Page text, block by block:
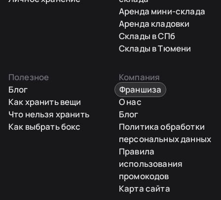
Аренда мини-склада
Аренда кладовки
Склады в СПб
Склады в Тюмени
Полезное
Блог
Как хранить вещи
Что нельзя хранить
Как выбрать бокс
Компания
Франшиза
О нас
Блог
Политика обработки
персональных данных
Правила
использования
промокодов
Карта сайта